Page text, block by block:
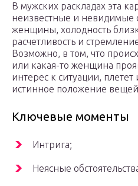
В мужских раскладах эта
неизвестные и невидимые
женщины, холодность
расчетливость и
Возможно, в том, что
или какая-то женщина
интерес к ситуации,
истинное положение
Ключевые моменты
Интрига;
Неясные